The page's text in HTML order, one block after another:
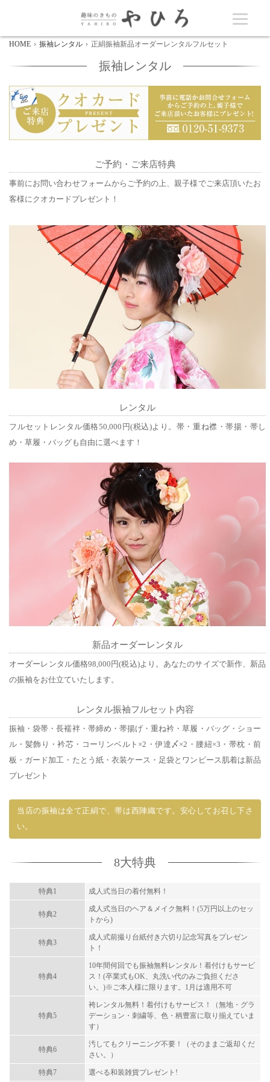
HOME 振袖レンタル 正絹振袖新品オーダーレンタルフルセット
振袖レンタル
ご予約・ご来店特典
事前にお問い合わせフォームからご予約の上、親子様でご来店頂いたお
客様にクオカードプレゼント！
レンタル
フルセットレンタル価格50,000円(税込)より。帯・重ね襟・帯揚・帯し
め・草履・バッグも自由に選べます！
新品オーダーレンタル
オーダーレンタル価格98,000円(税込)より。あなたのサイズで新作、新品
の振袖をお仕立ていたします。
レンタル振袖フルセット内容
振袖・袋帯・長襦袢・帯締め・帯揚げ・重ね衿・草履・バッグ・ショー
ル・髪飾り・衿芯・コーリンベルト×2・伊達〆×2・腰紐×3・帯枕・前
板・ガード加工・たとう紙・衣装ケース・足袋とワンピース肌着は新品
プレゼント
当店の振袖は全て正絹で、帯は西陣織です。安心してお召し下さ
い。
8大特典
特典1 成人式当日の着付無料！
特典2
成人式当日のヘア＆メイク無料！(5万円以上のセッ
トから)
特典3
成人式前撮り台紙付き六切り記念写真をプレゼン
ト！
特典4
10年間何回でも振袖無料レンタル！着付けもサービ
ス！(卒業式もOK、丸洗い代のみご負担くださ
い。)※ご本人様に限ります。1月は適用不可
特典5
袴レンタル無料！着付けもサービス！（無地・グラ
デーション・刺繍等、色・柄豊富に取り揃えていま
す）
特典6
汚してもクリーニング不要！（そのままご返却くだ
さい。）
特典7 選べる和装雑貨プレゼント!